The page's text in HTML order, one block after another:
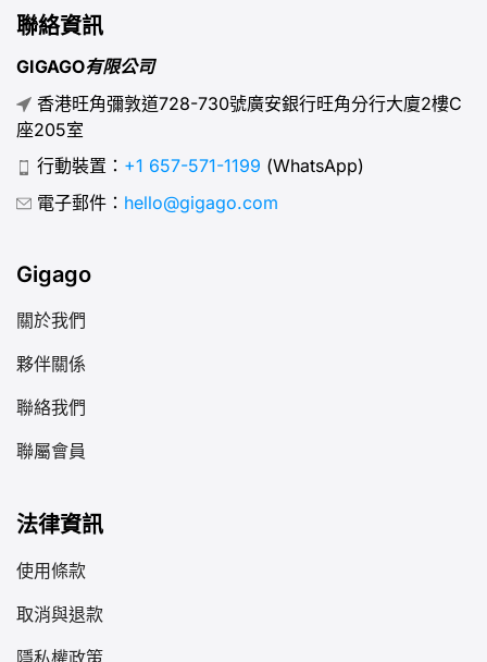
聯絡資訊
GIGAGO有限公司
香港旺角彌敦道728-730號廣安銀行旺角分行大廈2樓C
座205室
行動裝置： +1 657-571-1199 (WhatsApp)
電子郵件： hello@gigago.com
Gigago
關於我們
夥伴關係
聯絡我們
聯屬會員
法律資訊
使用條款
取消與退款